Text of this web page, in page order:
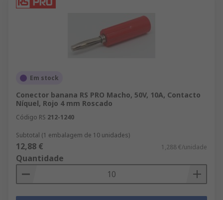
Em stock
Conector banana RS PRO Macho, 50V, 10A, Contacto
Níquel, Rojo 4 mm Roscado
Código RS 212-1240
Subtotal (1 embalagem de 10 unidades)
12,88 € 1,288 €/unidade
Quantidade